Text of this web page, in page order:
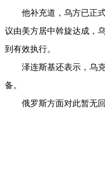
他补充道，乌方已正式
议由美方居中斡旋达成，
到有效执行。
泽连斯基还表示，乌克
备。
俄罗斯方面对此暂无回